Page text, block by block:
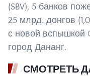
(SBV), 5 банков
25 млрд. донгов
с новой вспышкой
город Дананг.
СМОТРЕТЬ